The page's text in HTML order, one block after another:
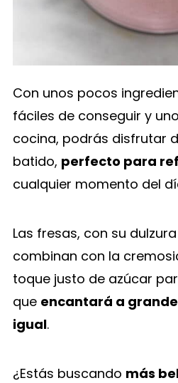
Con unos pocos
fáciles de conseguir y
cocina, podrás disfrutar
batido, perfecto para
cualquier momento del
Las fresas, con su
combinan con la
toque justo de azúcar
que encantará a
igual.
¿Estás buscando más